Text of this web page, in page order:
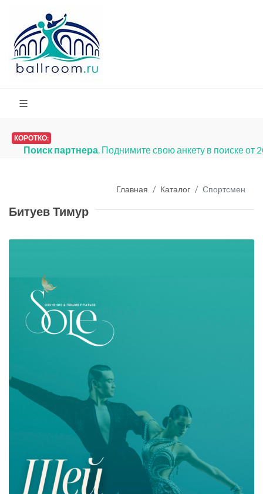
КОРОТКО:
Поиск партнера. Поднимите свою анкету в поиске от
Главная Каталог Спортсмен
Битуев Тимур